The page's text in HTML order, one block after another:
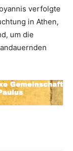
verfolgte
in Athen,
um die